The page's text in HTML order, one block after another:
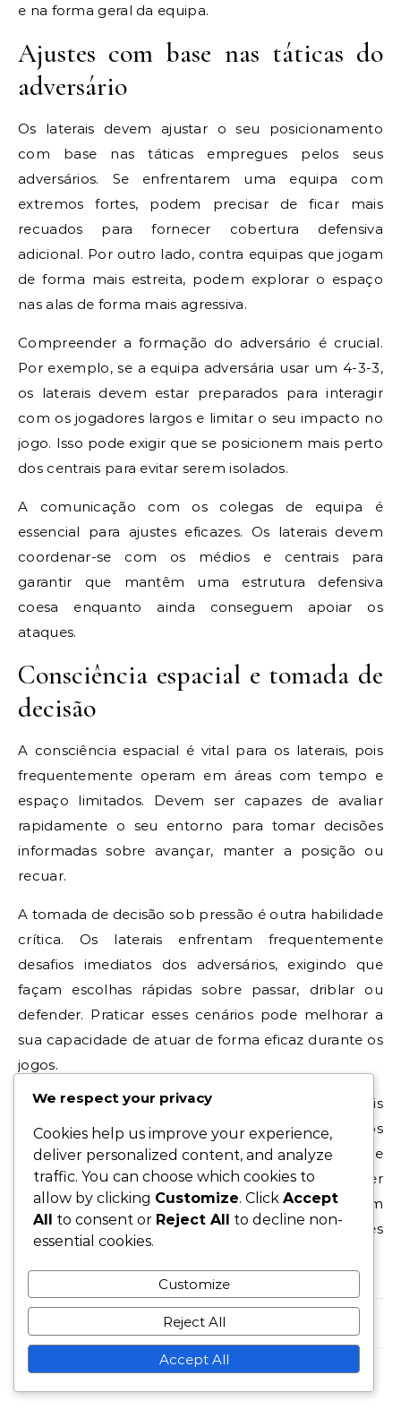
e na forma geral da equipa.
Ajustes com base nas táticas do
adversário
Os laterais devem ajustar o seu posicionamento
com base nas táticas empregues pelos seus
adversários. Se enfrentarem uma equipa com
extremos fortes, podem precisar de ficar mais
recuados para fornecer cobertura defensiva
adicional. Por outro lado, contra equipas que jogam
de forma mais estreita, podem explorar o espaço
nas alas de forma mais agressiva.
Compreender a formação do adversário é crucial.
Por exemplo, se a equipa adversária usar um 4-3-3,
os laterais devem estar preparados para interagir
com os jogadores largos e limitar o seu impacto no
jogo. Isso pode exigir que se posicionem mais perto
dos centrais para evitar serem isolados.
A comunicação com os colegas de equipa é
essencial para ajustes eficazes. Os laterais devem
coordenar-se com os médios e centrais para
garantir que mantêm uma estrutura defensiva
coesa enquanto ainda conseguem apoiar os
ataques.
Consciência espacial e tomada de
decisão
A consciência espacial é vital para os laterais, pois
frequentemente operam em áreas com tempo e
espaço limitados. Devem ser capazes de avaliar
rapidamente o seu entorno para tomar decisões
informadas sobre avançar, manter a posição ou
recuar.
A tomada de decisão sob pressão é outra habilidade
crítica. Os laterais enfrentam frequentemente
desafios imediatos dos adversários, exigindo que
façam escolhas rápidas sobre passar, driblar ou
defender. Praticar esses cenários pode melhorar a
sua capacidade de atuar de forma eficaz durante os
jogos.
Para melhorar a consciência espacial, os laterais
devem analisar regularmente filmagens de jogos
para entender melhor as dinâmicas de
posicionamento. Esta prática ajuda-os a reconhecer
padrões e antecipar movimentos, permitindo um
posicionamento e tomada de decisão mais eficazes
No Comments
We respect your privacy
Cookies help us improve your experience,
deliver personalized content, and analyze
traffic. You can choose which cookies to
allow by clicking Customize. Click Accept
All to consent or Reject All to decline non-
essential cookies.
Customize
Reject All
Accept All